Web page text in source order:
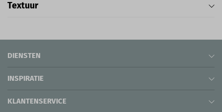
Textuur
DIENSTEN
INSPIRATIE
KLANTENSERVICE